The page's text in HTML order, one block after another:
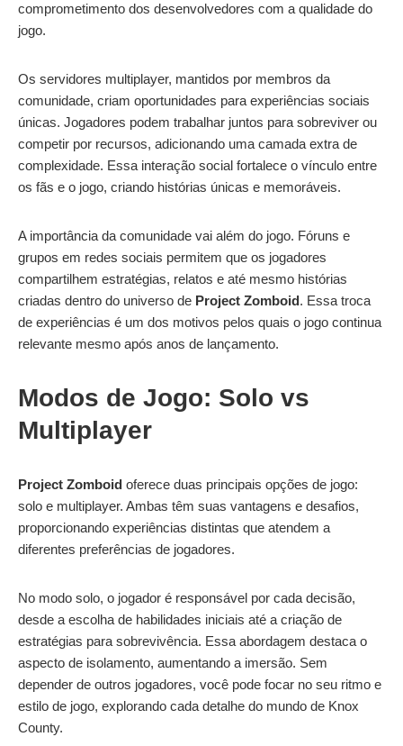
comprometimento dos desenvolvedores com a qualidade do
jogo.
Os servidores multiplayer, mantidos por membros da
comunidade, criam oportunidades para experiências sociais
únicas. Jogadores podem trabalhar juntos para sobreviver ou
competir por recursos, adicionando uma camada extra de
complexidade. Essa interação social fortalece o vínculo entre
os fãs e o jogo, criando histórias únicas e memoráveis.
A importância da comunidade vai além do jogo. Fóruns e
grupos em redes sociais permitem que os jogadores
compartilhem estratégias, relatos e até mesmo histórias
criadas dentro do universo de Project Zomboid. Essa troca
de experiências é um dos motivos pelos quais o jogo continua
relevante mesmo após anos de lançamento.
Modos de Jogo: Solo vs
Multiplayer
Project Zomboid oferece duas principais opções de jogo:
solo e multiplayer. Ambas têm suas vantagens e desafios,
proporcionando experiências distintas que atendem a
diferentes preferências de jogadores.
No modo solo, o jogador é responsável por cada decisão,
desde a escolha de habilidades iniciais até a criação de
estratégias para sobrevivência. Essa abordagem destaca o
aspecto de isolamento, aumentando a imersão. Sem
depender de outros jogadores, você pode focar no seu ritmo e
estilo de jogo, explorando cada detalhe do mundo de Knox
County.